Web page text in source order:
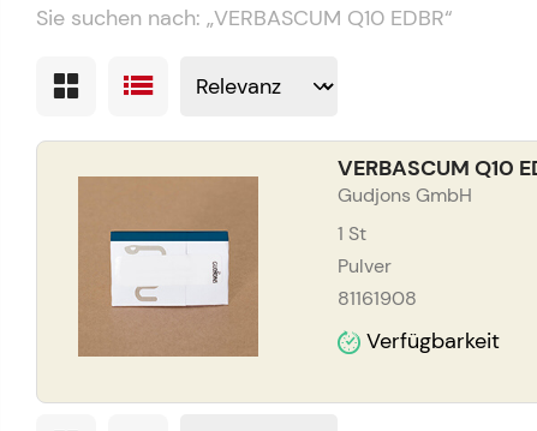
Sie suchen nach: „VERBASCUM Q10 EDBR“
VERBASCUM Q10
Gudjons GmbH
1 St
Pulver
81161908
Verfügbarkeit